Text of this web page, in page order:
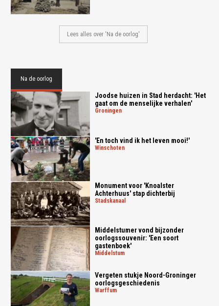
Lees alles over 'Na de oorlog'
Na de oorlog
Joodse huizen in Stad herdacht: 'Het
gaat om de menselijke verhalen'
groningen
'En toch vind ik het leven mooi!'
winschoten
Monument voor 'Knoalster
Achterhuus' stap dichterbij
stadskanaal
Middelstumer vond bijzonder
oorlogssouvenir: 'Een soort
gastenboek'
middelstum
Vergeten stukje Noord-Groninger
oorlogsgeschiedenis
warffum